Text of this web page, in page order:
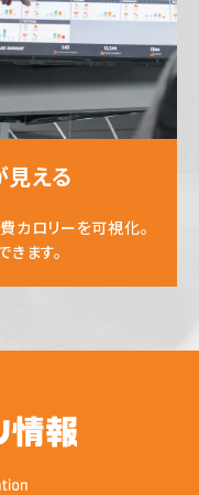
える
カロリーを可視化。
ます。